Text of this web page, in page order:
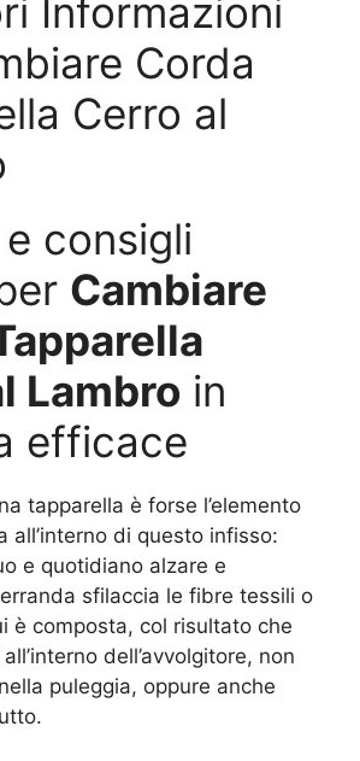
Informazioni
Corda
Cerro al
consigli
Cambiare
Lambro in
efficace
tapparella è forse l’elemento
all’interno di questo infisso:
e quotidiano alzare e
sfilaccia le fibre tessili o
è composta, col risultato che
dell’avvolgitore, non
puleggia, oppure anche